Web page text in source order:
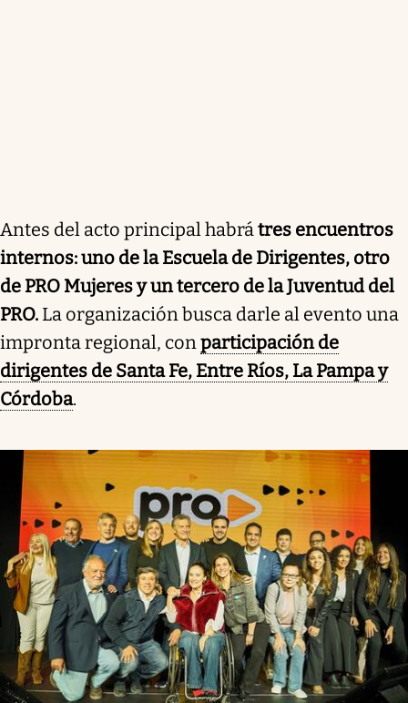
Antes del acto principal habrá tres encuentros
internos: uno de la Escuela de Dirigentes, otro
de PRO Mujeres y un tercero de la Juventud del
PRO. La organización busca darle al evento una
impronta regional, con participación de
dirigentes de Santa Fe, Entre Ríos, La Pampa y
Córdoba.